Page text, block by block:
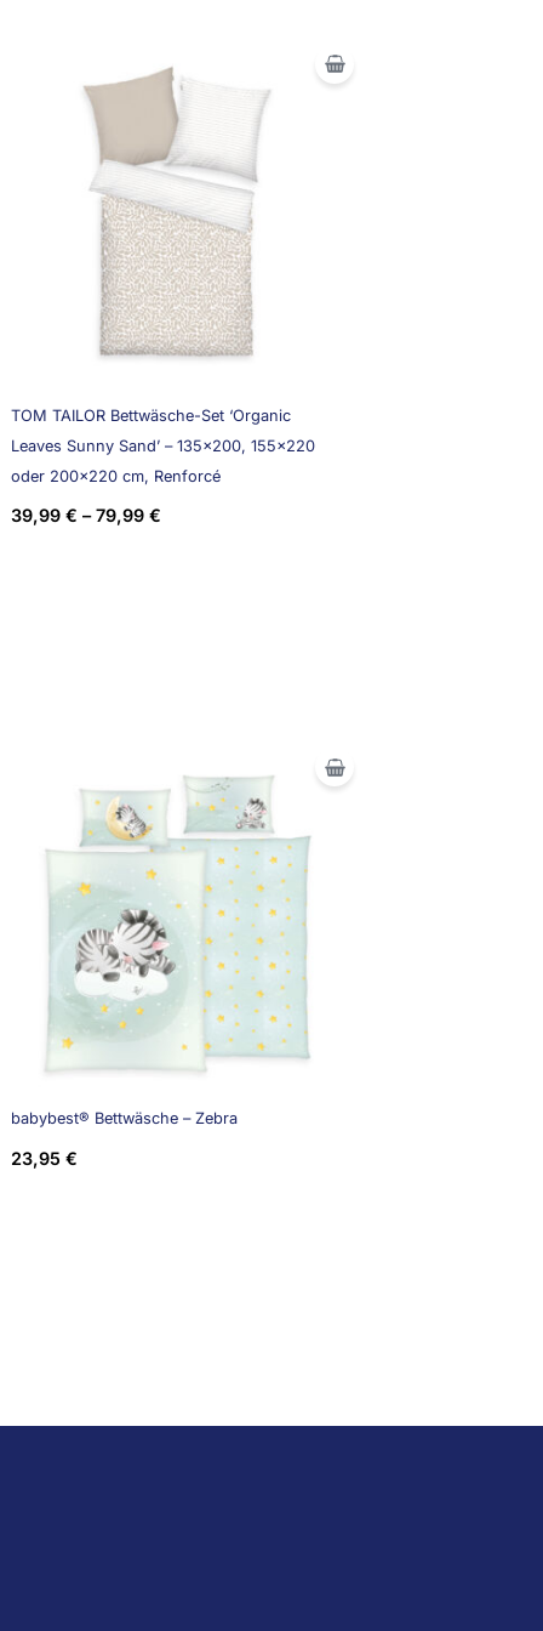
TOM TAILOR Bettwäsche-Set ‘Organic
Leaves Sunny Sand’ – 135×200, 155×220
oder 200×220 cm, Renforcé
39,99 € –79,99 €
babybest® Bettwäsche – Zebra
23,95 €